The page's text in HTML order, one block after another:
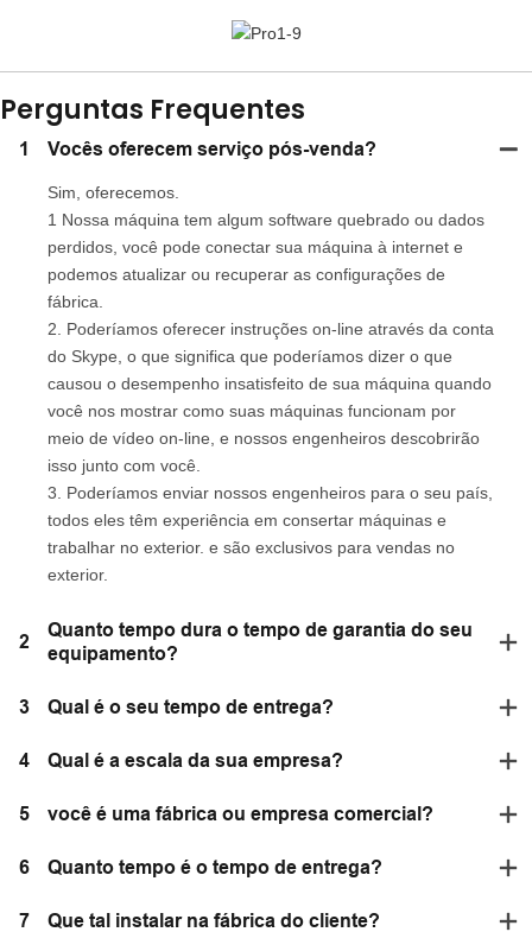
Perguntas Frequentes
1 Vocês oferecem serviço pós-venda?
Sim, oferecemos.
1 Nossa máquina tem algum software quebrado ou dados
perdidos, você pode conectar sua máquina à internet e
podemos atualizar ou recuperar as configurações de
fábrica.
2. Poderíamos oferecer instruções on-line através da conta
do Skype, o que significa que poderíamos dizer o que
causou o desempenho insatisfeito de sua máquina quando
você nos mostrar como suas máquinas funcionam por
meio de vídeo on-line, e nossos engenheiros descobrirão
isso junto com você.
3. Poderíamos enviar nossos engenheiros para o seu país,
todos eles têm experiência em consertar máquinas e
trabalhar no exterior. e são exclusivos para vendas no
exterior.
2
Quanto tempo dura o tempo de garantia do seu
equipamento?
3 Qual é o seu tempo de entrega?
4 Qual é a escala da sua empresa?
5 você é uma fábrica ou empresa comercial?
6 Quanto tempo é o tempo de entrega?
7 Que tal instalar na fábrica do cliente?